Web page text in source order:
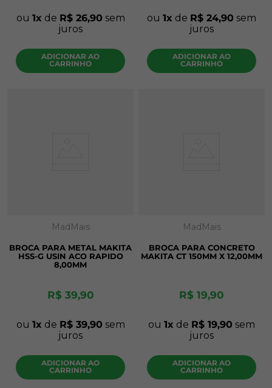
ou 1 de R$ 26,90 sem
juros
ADICIONAR AO
CARRINHO
ou 1 de R$ 24,90 sem
juros
ADICIONAR AO
CARRINHO
MadMais
BROCA PARA METAL MAKITA
HSS-G USIN ACO RAPIDO
8,00MM
R$ 39,90
ou 1 de R$ 39,90 sem
juros
ADICIONAR AO
CARRINHO
MadMais
BROCA PARA CONCRETO
MAKITA CT 150MM X 12,00MM
R$ 19,90
ou 1 de R$ 19,90 sem
juros
ADICIONAR AO
CARRINHO